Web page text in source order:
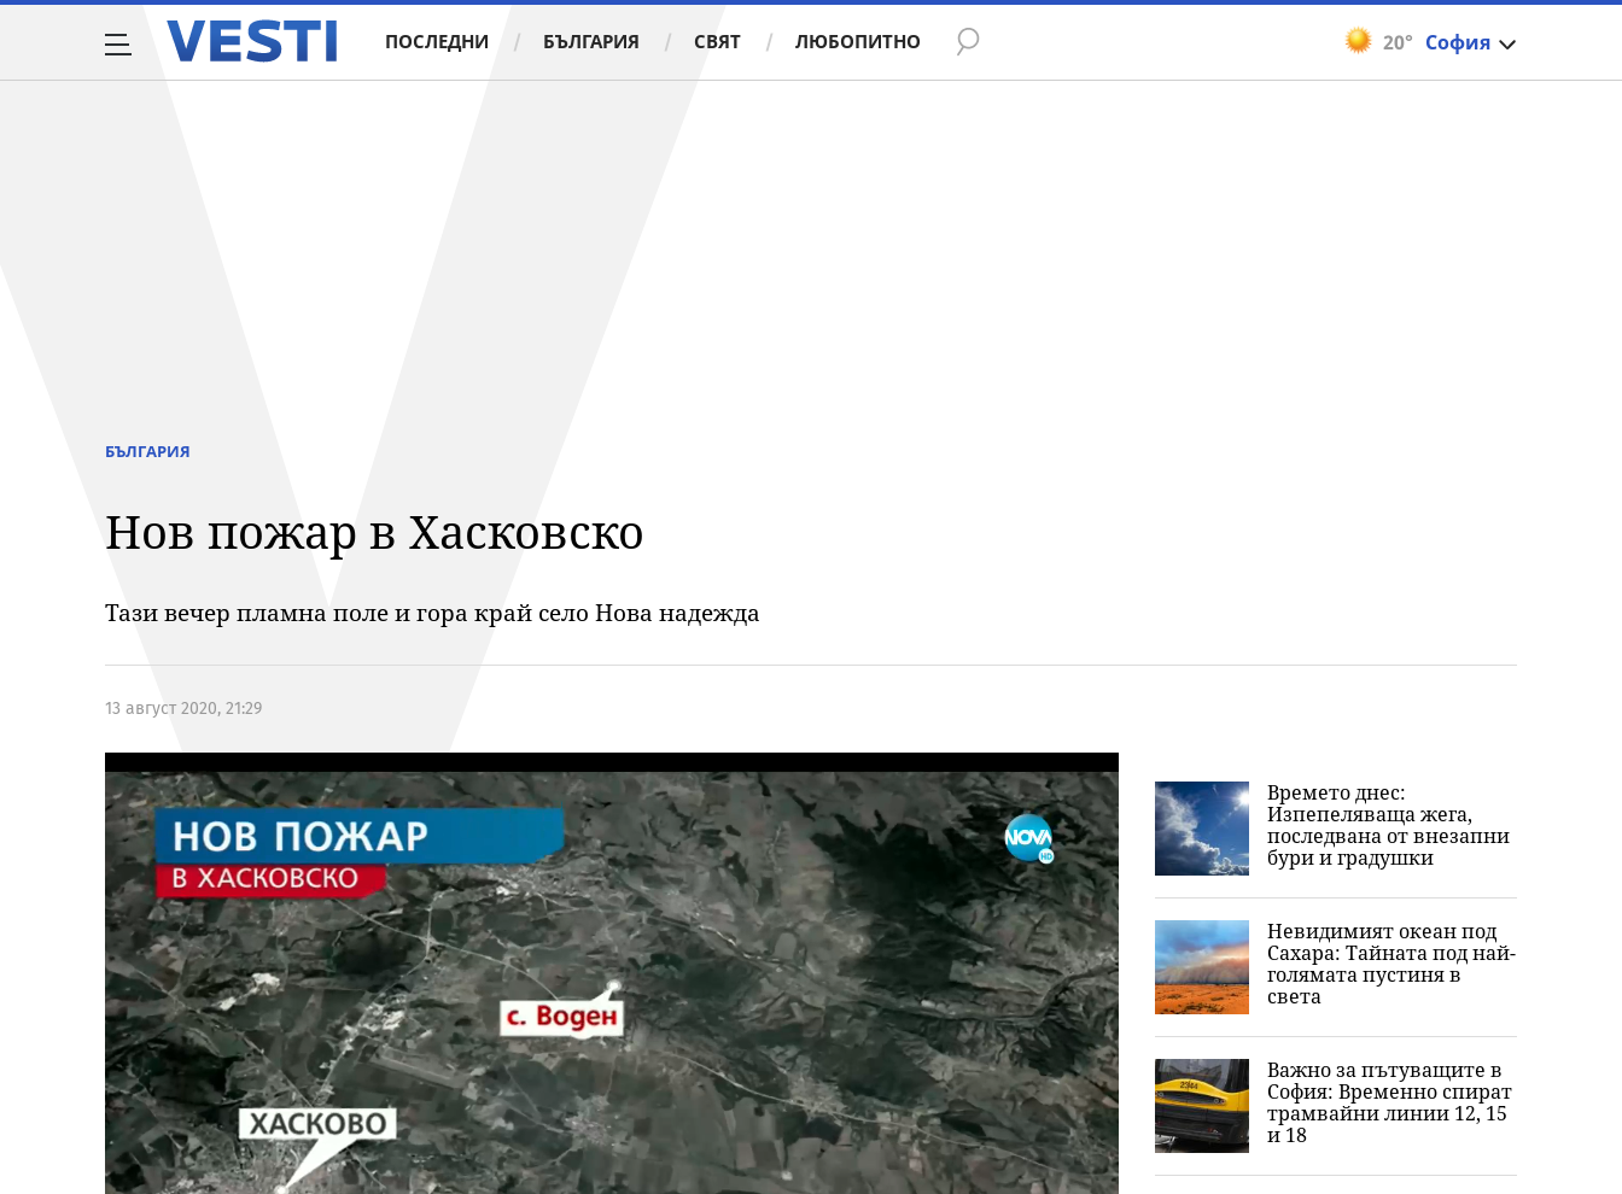
20° София
ПОСЛЕДНИ БЪЛГАРИЯ СВЯТ ЛЮБОПИТНО
БЪЛГАРИЯ
Нов пожар в Хасковско
Тази вечер пламна поле и гора край село Нова надежда
13 август 2020, 21:29
Времето днес:
Изпепеляваща жега,
последвана от внезапни
бури и градушки
Невидимият океан под
Сахара: Тайната под най-
голямата пустиня в
света
Важно за пътуващите в
София: Временно спират
трамвайни линии 12, 15
и 18